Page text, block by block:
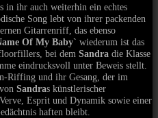
in ihr auch weiterhin ein echtes
Song lebt von ihrer packenden
Gitarrenriff, das ebenso
Of My Baby` wiederum ist das
bei dem Sandra die Klasse
eindrucksvoll unter Beweis stellt.
Riffing und ihr Gesang, der im
Sandras künstlerischer
Esprit und Dynamik sowie einer
haften bleibt.